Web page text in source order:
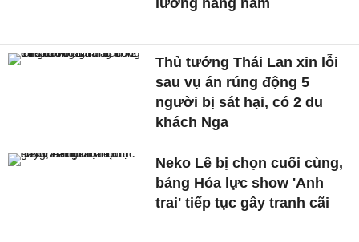
lương hằng năm
Thủ tướng Thái Lan xin lỗi
sau vụ án rúng động 5
người bị sát hại, có 2 du
khách Nga
Neko Lê bị chọn cuối cùng,
bảng Hỏa lực show 'Anh
trai' tiếp tục gây tranh cãi